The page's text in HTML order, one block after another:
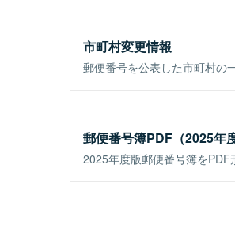
市町村変更情報
郵便番号を公表した市町村の
郵便番号簿PDF（2025年
2025年度版郵便番号簿をPDF